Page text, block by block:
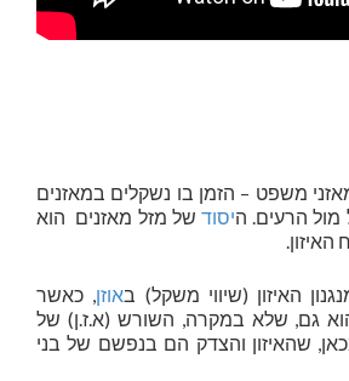
משפט – הזמן בו נשקלים במאזנים
הרעים. היסוד של מזל מאזנים הוא
האיזון.
האיזון (שיווי משקל) באוזן, כאשר
גם, שלא במקרה, השורש (א.ז.ן) של
שהאיזון והצדק הם בנפשם של בני